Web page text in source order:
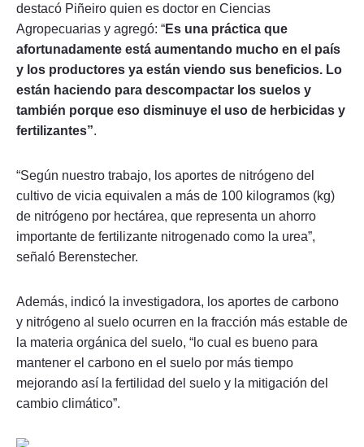
destacó Piñeiro quien es doctor en Ciencias
Agropecuarias y agregó: “Es una práctica que
afortunadamente está aumentando mucho en el país
y los productores ya están viendo sus beneficios. Lo
están haciendo para descompactar los suelos y
también porque eso disminuye el uso de herbicidas y
fertilizantes”.
“Según nuestro trabajo, los aportes de nitrógeno del
cultivo de vicia equivalen a más de 100 kilogramos (kg)
de nitrógeno por hectárea, que representa un ahorro
importante de fertilizante nitrogenado como la urea”,
señaló Berenstecher.
Además, indicó la investigadora, los aportes de carbono
y nitrógeno al suelo ocurren en la fracción más estable de
la materia orgánica del suelo, “lo cual es bueno para
mantener el carbono en el suelo por más tiempo
mejorando así la fertilidad del suelo y la mitigación del
cambio climático”.